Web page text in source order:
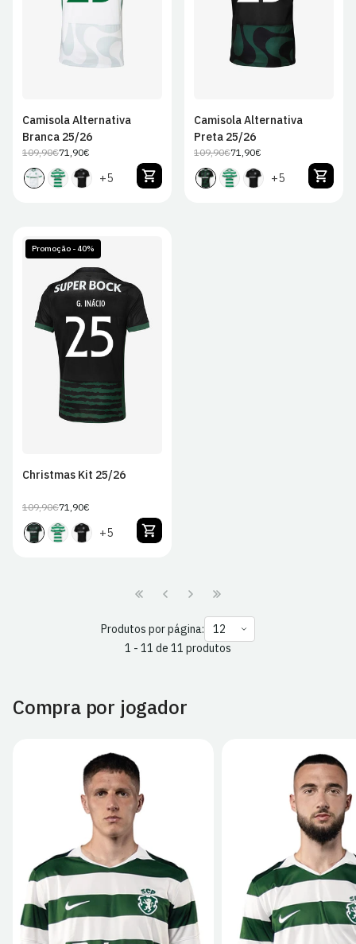
Camisola Alternativa
Branca 25/26
Preço
regular
109,90€Preço
de
venda
71,90€
+5
Camisola Alternativa
Preta 25/26
Preço
regular
109,90€Preço
de
venda
71,90€
+5
Promoção - 40%
S M XL
2XL
Christmas Kit 25/26
Preço
regular
109,90€Preço
de
venda
71,90€
+5
Produtos por página:
1 - 11 de 11 produtos
Compra por jogador